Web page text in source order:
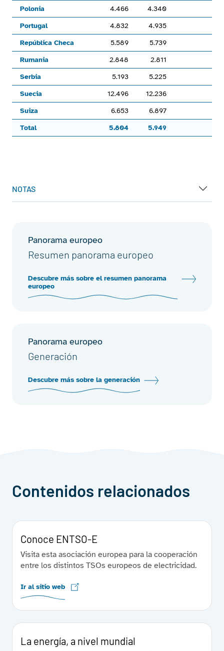
Polonia
4.466 4.340
Portugal
4.832 4.935
República Checa
5.589 5.739
Rumania
2.848 2.811
Serbia
5.193 5.225
Suecia
12.496 12.236
Suiza
6.653 6.897
Total
5.804 5.949
NOTAS
Panorama europeo
Resumen panorama europeo
Descubre más sobre el resumen panorama
europeo
Panorama europeo
Generación
Descubre más sobre la generación
Contenidos relacionados
Conoce ENTSO-E
Visita esta asociación europea para la cooperación
entre los distintos TSOs europeos de electricidad.
Ir al sitio web
La energía, a nivel mundial